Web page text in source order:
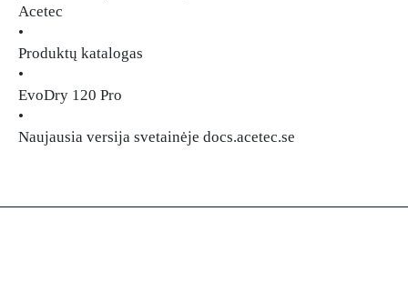
Acetec
•
Produktų katalogas
•
EvoDry 120 Pro
•
Naujausia versija svetainėje docs.acetec.se